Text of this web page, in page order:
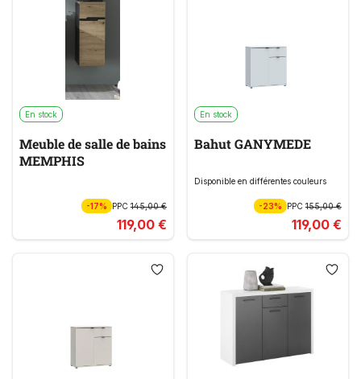
En stock
Meuble de salle de bains
MEMPHIS
-17% PPC 145,00 €
119,00 €
En stock
Bahut GANYMEDE
Disponible en différentes couleurs
-23% PPC155,00 €
119,00 €